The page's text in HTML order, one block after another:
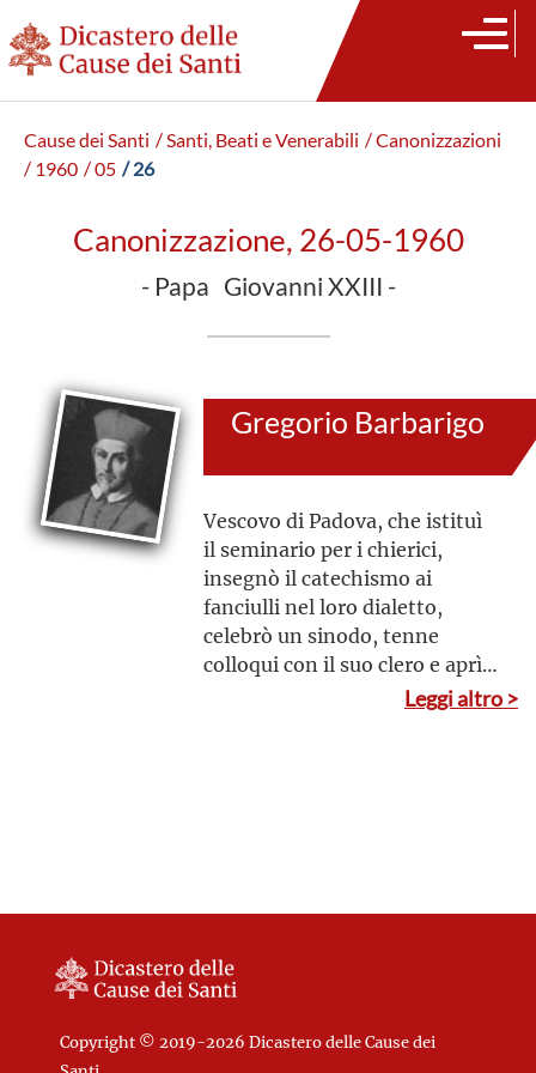
Cause dei Santi / Santi, Beati e Venerabili / Canonizzazioni
/ 1960 / 05 / 26
Canonizzazione, 26-05-1960
- Papa Giovanni XXIII -
Gregorio Barbarigo
Vescovo di Padova, che istituì
il seminario per i chierici,
insegnò il catechismo ai
fanciulli nel loro dialetto,
celebrò un sinodo, tenne
colloqui con il suo clero e aprì
molte scuole, dimostrandosi
Leggi altro >
Copyright © 2019-2026 Dicastero delle Cause dei